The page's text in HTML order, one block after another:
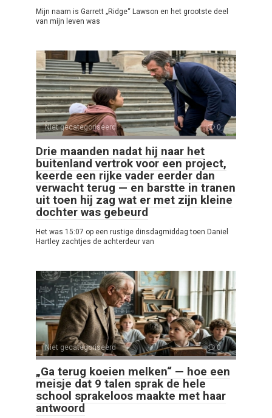
Mijn naam is Garrett „Ridge“ Lawson en het grootste deel
van mijn leven was
Niet gecategoriseerd 0
Drie maanden nadat hij naar het
buitenland vertrok voor een project,
keerde een rijke vader eerder dan
verwacht terug — en barstte in tranen
uit toen hij zag wat er met zijn kleine
dochter was gebeurd
Het was 15:07 op een rustige dinsdagmiddag toen Daniel
Hartley zachtjes de achterdeur van
Niet gecategoriseerd 0
„Ga terug koeien melken“ — hoe een
meisje dat 9 talen sprak de hele
school sprakeloos maakte met haar
antwoord